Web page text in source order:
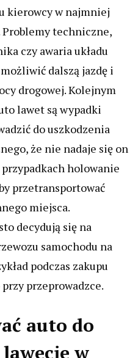
kierowcy w najmniej
techniczne,
czy awaria układu
dalszą jazdę i
drogowej. Kolejnym
lawet są wypadki
do uszkodzenia
że nie nadaje się on
holowanie
przetransportować
miejsca.
decydują się na
samochodu na
podczas zakupu
przeprowadzce.
auto do
w